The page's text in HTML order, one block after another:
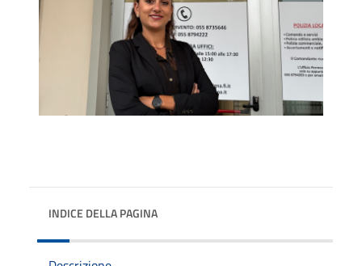
INDICE DELLA PAGINA